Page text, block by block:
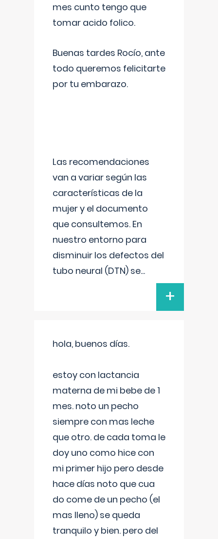
mes cunto tengo que
tomar acido folico.
Buenas tardes Rocío, ante
todo queremos felicitarte
por tu embarazo.
Las recomendaciones
van a variar según las
características de la
mujer y el documento
que consultemos. En
nuestro entorno para
disminuir los defectos del
tubo neural (DTN) se...
+
hola, buenos días.
estoy con lactancia
materna de mi bebe de 1
mes. noto un pecho
siempre con mas leche
que otro. de cada toma le
doy uno como hice con
mi primer hijo pero desde
hace días noto que cua
do come de un pecho (el
mas lleno) se queda
tranquilo y bien. pero del